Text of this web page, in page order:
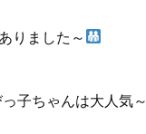
りました～
子ちゃんは大人気